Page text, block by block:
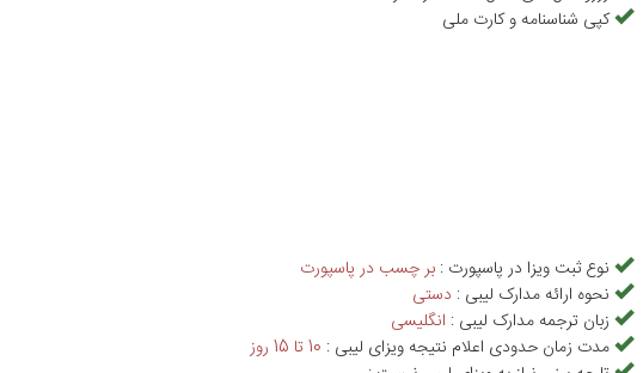
کپی شناسنامه و کارت ملی
نوع ثبت ویزا در پاسپورت : بر چسب در پاسپورت
نحوه ارائه مدارک لیبی : دستی
زبان ترجمه مدارک لیبی : انگلیسی
مدت زمان حدودی اعلام نتیجه ویزای لیبی : 10 تا 15 روز